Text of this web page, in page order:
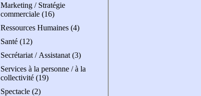
Marketing / Stratégie
commerciale (16)
Ressources Humaines (4)
Santé (12)
Secrétariat / Assistanat (3)
Services à la personne / à la
collectivité (19)
Spectacle (2)